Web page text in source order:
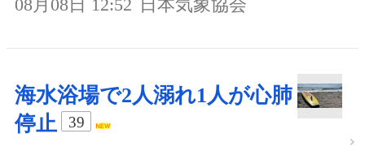
08月08日 12:52 日本気象協会
海水浴場で2人溺れ1人が心肺
停止
39